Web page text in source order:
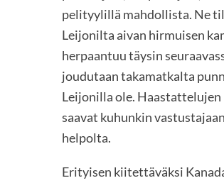
pelityylillä mahdollista. Ne
Leijonilta aivan hirmuisen
herpaantuu täysin
joudutaan takamatkalta
Leijonilla ole. Haastattelujen
saavat kuhunkin
helpolta.
Erityisen kiitettäväksi